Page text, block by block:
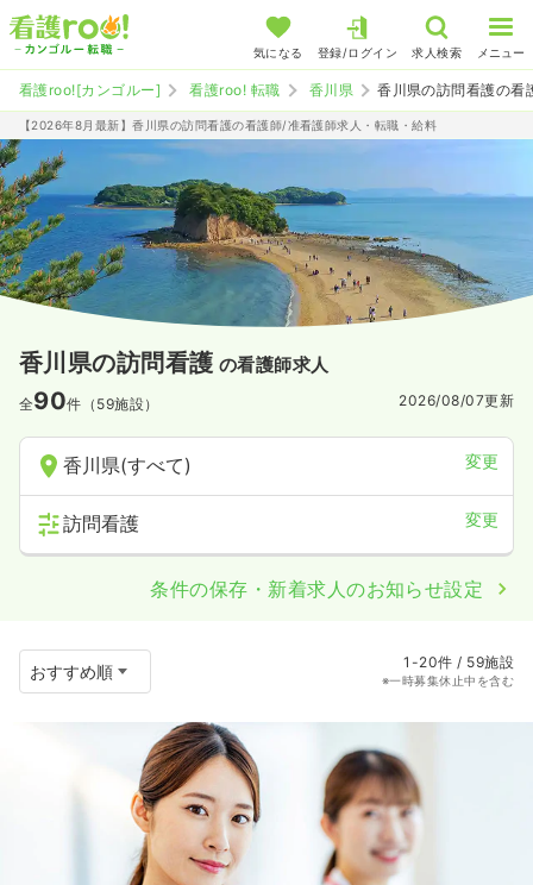
気になる 登録/ログイン 求人検索 メニュー
看護roo![カンゴルー] 看護roo! 転職 香川県 香川県の訪問看護の看
【2026年8月最新】香川県の訪問看護の看護師/准看護師求人・転職・給料
香川県の訪問看護 の看護師求人
全90件（59施設） 2026/08/07更新
香川県(すべて) 変更
訪問看護 変更
条件の保存・新着求人のお知らせ設定
1-20件 / 59施設
※一時募集休止中を含む